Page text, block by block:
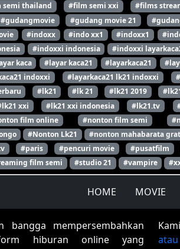
semi thailand #film semi xxi #films
#gudangmovie #gudang movie 21
#indoxx #indo xx1 #indoxx1
#indoxxi indonesia #indoxxi
kaca #layar kaca21 #layarkaca21
indoxxi #layarkaca21 lk21 indoxxi
#lk21 #lk 21 #lk21 2019
xxi #lk21 xxi indonesia #lk21.tv
film online #nonton film semi
#Nonton Lk21 #nonton mahabarata
#paris #pencuri movie #pusatfilm
film semi #studio 21 #vampire
HOME MOVIE
bangga mempersembahkan
hiburan online yang